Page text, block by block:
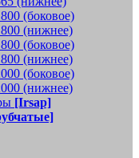
(боковое)
(нижнее)
(боковое)
(нижнее)
(боковое)
(нижнее)
[Irsap]